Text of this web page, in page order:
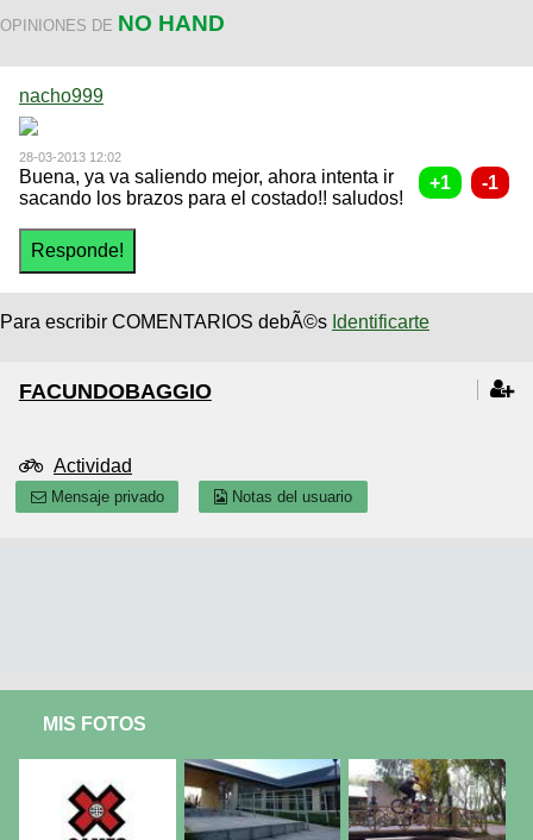
OPINIONES DE NO HAND
nacho999
28-03-2013 12:02
Buena, ya va saliendo mejor, ahora intenta ir
sacando los brazos para el costado!! saludos!
Para escribir COMENTARIOS debÃ©s Identificarte
FACUNDOBAGGIO
Actividad
Mensaje privado Notas del usuario
MIS FOTOS